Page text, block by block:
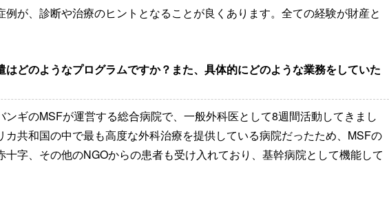
例が、診断や治療のヒントとなることが良くあります。全ての経験が財産と
はどのようなプログラムですか？また、具体的にどのような業務をしていた
ギのMSFが運営する総合病院で、一般外科医として8週間活動してきまし
カ共和国の中で最も高度な外科治療を提供している病院だったため、MSFの
字、その他のNGOからの患者も受け入れており、基幹病院として機能して